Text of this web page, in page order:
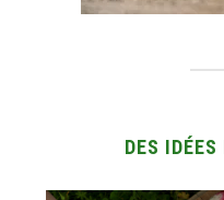
DES IDÉES